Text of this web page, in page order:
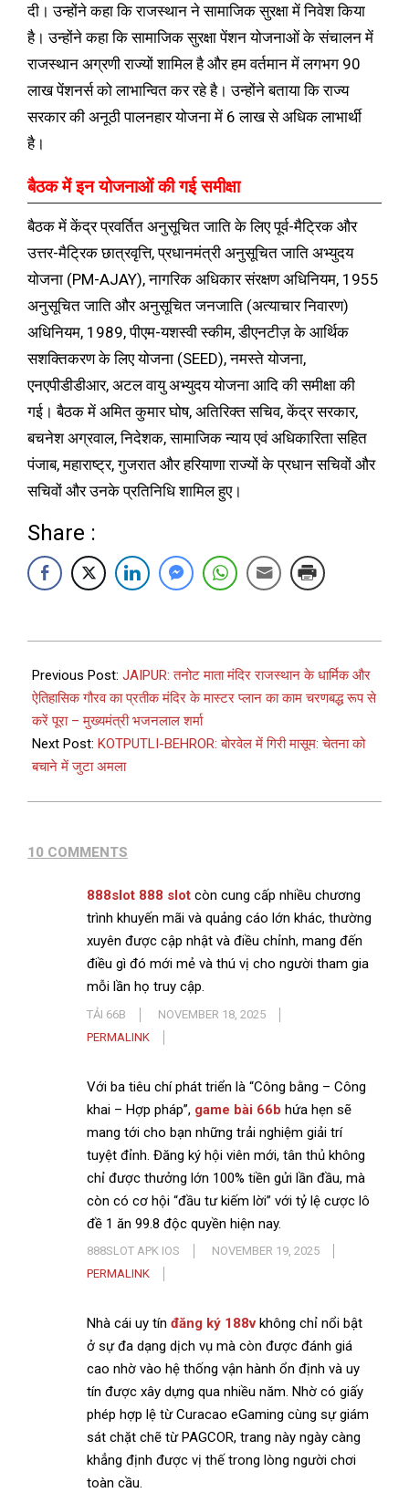
दी। उन्होंने कहा कि राजस्थान ने सामाजिक सुरक्षा में निवेश किया
है। उन्होंने कहा कि सामाजिक सुरक्षा पेंशन योजनाओं के संचालन में
राजस्थान अग्रणी राज्यों शामिल है और हम वर्तमान में लगभग 90
लाख पेंशनर्स को लाभान्वित कर रहे है। उन्होंने बताया कि राज्य
सरकार की अनूठी पालनहार योजना में 6 लाख से अधिक लाभार्थी
है।
बैठक में इन योजनाओं की गई समीक्षा
बैठक में केंद्र प्रवर्तित अनुसूचित जाति के लिए पूर्व-मैट्रिक और
उत्तर-मैट्रिक छात्रवृत्ति, प्रधानमंत्री अनुसूचित जाति अभ्युदय
योजना (PM-AJAY), नागरिक अधिकार संरक्षण अधिनियम, 1955
अनुसूचित जाति और अनुसूचित जनजाति (अत्याचार निवारण)
अधिनियम, 1989, पीएम-यशस्वी स्कीम, डीएनटीज़ के आर्थिक
सशक्तिकरण के लिए योजना (SEED), नमस्ते योजना,
एनएपीडीडीआर, अटल वायु अभ्युदय योजना आदि की समीक्षा की
गई। बैठक में अमित कुमार घोष, अतिरिक्त सचिव, केंद्र सरकार,
बचनेश अग्रवाल, निदेशक, सामाजिक न्याय एवं अधिकारिता सहित
पंजाब, महाराष्ट्र, गुजरात और हरियाणा राज्यों के प्रधान सचिवों और
सचिवों और उनके प्रतिनिधि शामिल हुए।
Share :
Previous Post: JAIPUR: तनोट माता मंदिर राजस्थान के धार्मिक और
ऐतिहासिक गौरव का प्रतीक मंदिर के मास्टर प्लान का काम चरणबद्ध रूप से
करें पूरा – मुख्यमंत्री भजनलाल शर्मा
Next Post: KOTPUTLI-BEHROR: बोरवेल में गिरी मासूम: चेतना को
बचाने में जुटा अमला
10 COMMENTS
888slot 888 slot còn cung cấp nhiều chương
trình khuyến mãi và quảng cáo lớn khác, thường
xuyên được cập nhật và điều chỉnh, mang đến
điều gì đó mới mẻ và thú vị cho người tham gia
mỗi lần họ truy cập.
TẢI 66B
NOVEMBER 18, 2025
PERMALINK
Với ba tiêu chí phát triển là “Công bằng – Công
khai – Hợp pháp”, game bài 66b hứa hẹn sẽ
mang tới cho bạn những trải nghiệm giải trí
tuyệt đỉnh. Đăng ký hội viên mới, tân thủ không
chỉ được thưởng lớn 100% tiền gửi lần đầu, mà
còn có cơ hội “đầu tư kiếm lời” với tỷ lệ cược lô
đề 1 ăn 99.8 độc quyền hiện nay.
888SLOT APK IOS
NOVEMBER 19, 2025
PERMALINK
Nhà cái uy tín đăng ký 188vkhông chỉ nổi bật
ở sự đa dạng dịch vụ mà còn được đánh giá
cao nhờ vào hệ thống vận hành ổn định và uy
tín được xây dựng qua nhiều năm. Nhờ có giấy
phép hợp lệ từ Curacao eGaming cùng sự giám
sát chặt chẽ từ PAGCOR, trang này ngày càng
khẳng định được vị thế trong lòng người chơi
toàn cầu.